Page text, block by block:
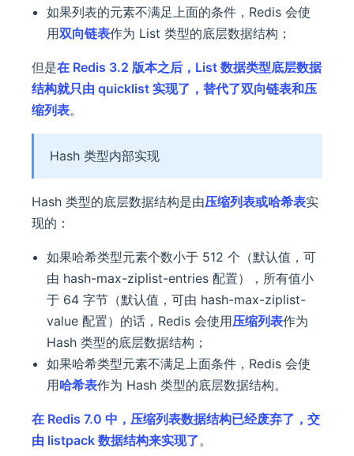
如果列表的元素不满足上面的条件，Redis 会使
用双向链表作为 List 类型的底层数据结构；
但是在 Redis 3.2 版本之后，List 数据类型底层数据
结构就只由 quicklist 实现了，替代了双向链表和压
缩列表。
Hash 类型内部实现
Hash 类型的底层数据结构是由压缩列表或哈希表实
现的：
如果哈希类型元素个数小于 512 个（默认值，可
由 hash-max-ziplist-entries 配置），所有值小
于 64 字节（默认值，可由 hash-max-ziplist-
value 配置）的话，Redis 会使用压缩列表作为
Hash 类型的底层数据结构；
如果哈希类型元素不满足上面条件，Redis 会使
用哈希表作为 Hash 类型的底层数据结构。
在 Redis 7.0 中，压缩列表数据结构已经废弃了，交
由 listpack 数据结构来实现了。